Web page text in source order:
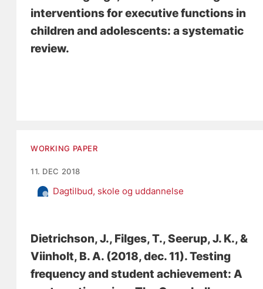
interventions for executive functions in
children and adolescents: a systematic
review.
WORKING PAPER
11. DEC 2018
Dagtilbud, skole og uddannelse
Dietrichson, J., Filges, T., Seerup, J. K., &
Viinholt, B. A. (2018, dec. 11).Testing
frequency and student achievement: A